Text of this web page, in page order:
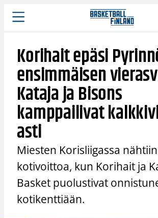
Siirry
sisältöön
Korihait epäsi
ensimmäisen
Kataja ja Bisons
kamppailivat
asti
Miesten Korisliigassa
kotivoittoa, kun Korihait ja
Basket puolustivat
kotikenttiään.